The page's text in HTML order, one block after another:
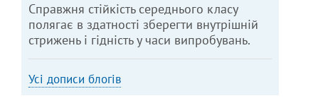
Справжня стійкість середнього класу
полягає в здатності зберегти внутрішній
стрижень і гідність у часи випробувань.
Усі дописи блогів